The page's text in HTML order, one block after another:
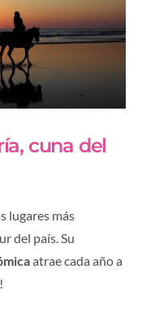
cuna del
lugares más
del país. Su
atrae cada año a